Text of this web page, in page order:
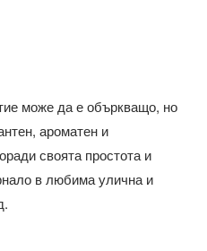
може да е объркващо, но
ароматен и
своята простота и
в любима улична и